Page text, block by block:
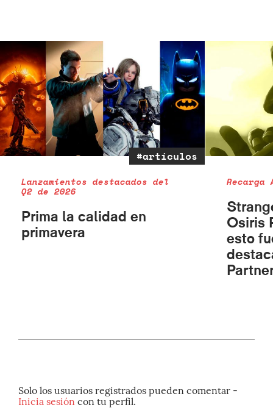
#artículos
Lanzamientos destacados del
Q2 de 2026
Prima la calidad en
primavera
Recarga
Osiris
esto
Solo los usuarios registrados pueden comentar -
Inicia sesión con tu perfil.